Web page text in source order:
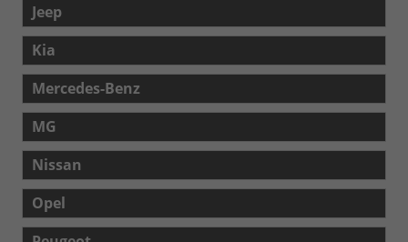
Jeep
Kia
Mercedes-Benz
MG
Nissan
Opel